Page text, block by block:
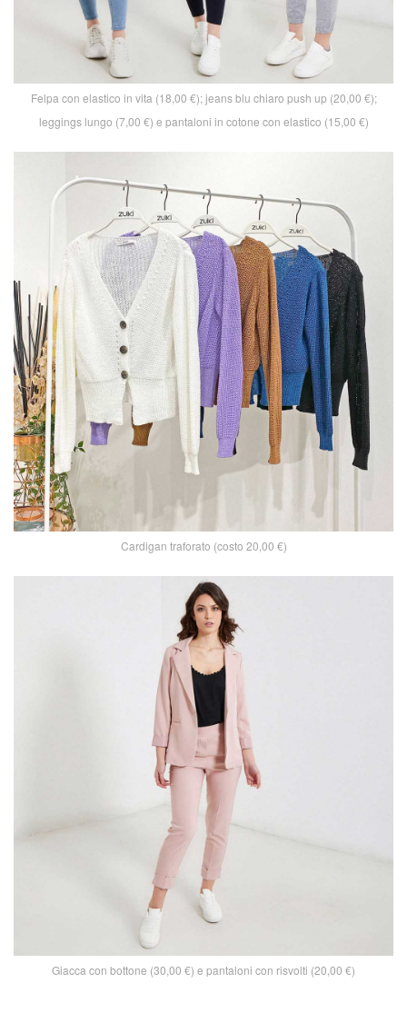
Felpa con elastico in vita (18,00 €); jeans blu chiaro push up (20,00 €);
leggings lungo (7,00 €) e pantaloni in cotone con elastico (15,00 €)
Cardigan traforato (costo 20,00 €)
Giacca con bottone (30,00 €) e pantaloni con risvolti (20,00 €)